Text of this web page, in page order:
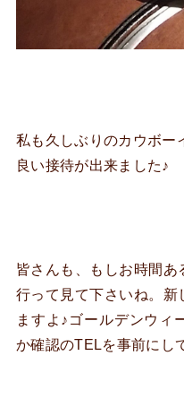
私も久しぶりのカウボー
良い接待が出来ました♪
皆さんも、もしお時間あ
行って見て下さいね。新
ますよ♪ゴールデンウィ
か確認のTELを事前にし